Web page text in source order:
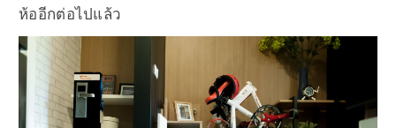
ห้ออีกต่อไปแล้ว